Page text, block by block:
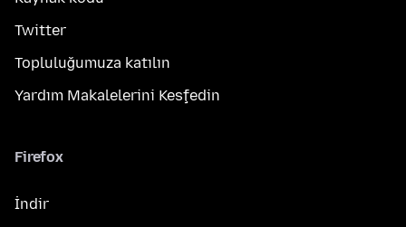
Twitter
Topluluğumuza katılın
Yardım Makalelerini Keşfedin
Firefox
İndir